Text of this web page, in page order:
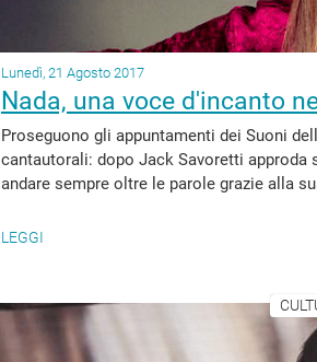
Lunedì, 21 Agosto 2017
Nada, una voce d'incanto
Proseguono gli appuntamenti dei Suoni
cantautorali: dopo Jack Savoretti
andare sempre oltre le parole grazie alla
LEGGI